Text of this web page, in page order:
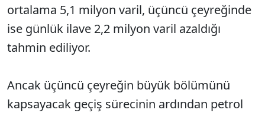
ortalama 5,1 milyon varil, üçüncü çeyreğinde
ise günlük ilave 2,2 milyon varil azaldığı
tahmin ediliyor.
Ancak üçüncü çeyreğin büyük bölümünü
kapsayacak geçiş sürecinin ardından petrol